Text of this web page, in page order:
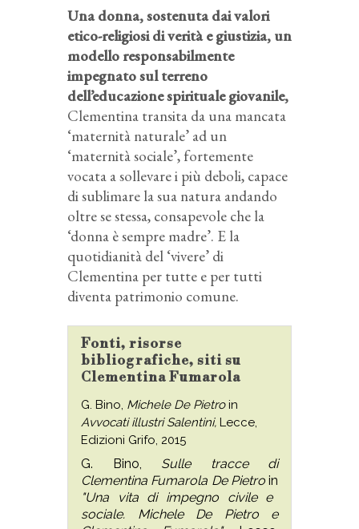
Una donna, sostenuta dai valori
etico-religiosi di verità e giustizia, un
modello responsabilmente
impegnato sul terreno
dell’educazione spirituale giovanile,
Clementina transita da una mancata
‘maternità naturale’ ad un
‘maternità sociale’, fortemente
vocata a sollevare i più deboli, capace
di sublimare la sua natura andando
oltre se stessa, consapevole che la
‘donna è sempre madre’. E la
quotidianità del ‘vivere’ di
Clementina per tutte e per tutti
diventa patrimonio comune.
Fonti, risorse
bibliografiche, siti su
Clementina Fumarola
G. Bino, Michele De Pietroin
Avvocati illustri Salentini, Lecce,
Edizioni Grifo, 2015
G. Bino, Sulle tracce di
Clementina Fumarola De Pietro in
"Una vita di impegno civile e
sociale. Michele De Pietro e